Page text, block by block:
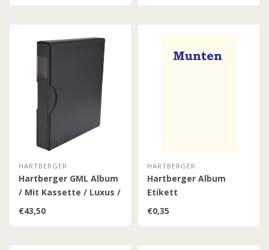
HARTBERGER
Hartberger GML Album
/ Mit Kassette / Luxus /
Schwarz
€43,50
HARTBERGER
Hartberger Album
Etikett
€0,35